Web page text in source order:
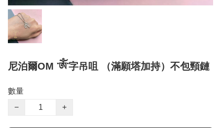
尼泊爾OM ་ༀ་字吊咀 （滿願塔加持）不包頸鏈
數量
−
+